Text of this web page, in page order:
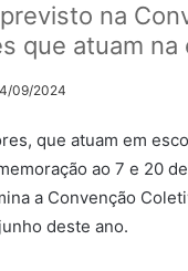
na
que atuam na
09/2024
que atuam em
ao 7 e 20
a Convenção
deste ano.